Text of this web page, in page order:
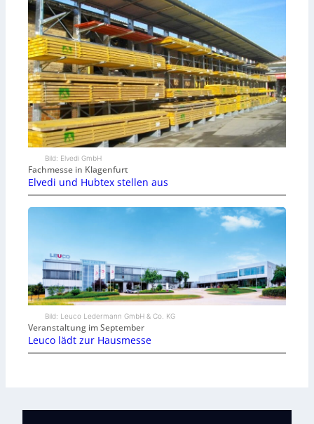
Bild: Elvedi GmbH
Fachmesse in Klagenfurt
Elvedi und Hubtex stellen aus
Bild: Leuco Ledermann GmbH & Co. KG
Veranstaltung im September
Leuco lädt zur Hausmesse